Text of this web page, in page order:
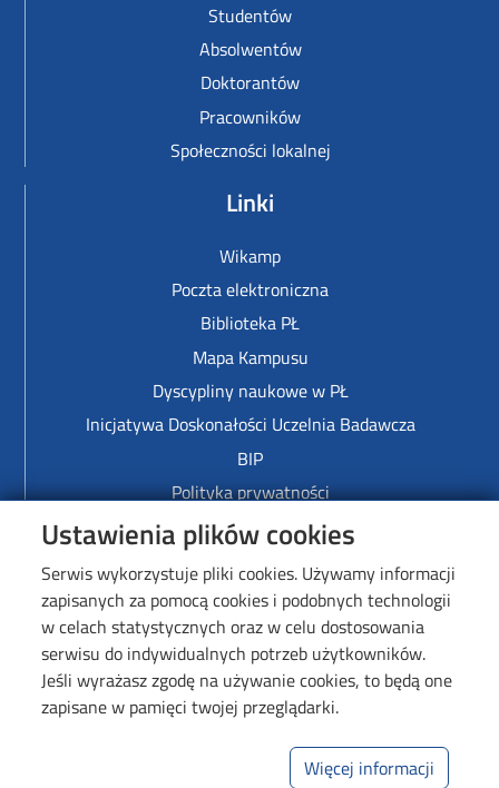
Ustawienia plików cookies
Serwis wykorzystuje pliki cookies. Używamy informacji
zapisanych za pomocą cookies i podobnych technologii
w celach statystycznych oraz w celu dostosowania
serwisu do indywidualnych potrzeb użytkowników.
Jeśli wyrażasz zgodę na używanie cookies, to będą one
zapisane w pamięci twojej przeglądarki.
Więcej informacji
Image
Wydział Elektrotechniki, Elektroniki,
Studentów
Absolwentów
Doktorantów
Pracowników
Społeczności lokalnej
Linki
Wikamp
Poczta elektroniczna
Biblioteka PŁ
Mapa Kampusu
Dyscypliny naukowe w PŁ
Inicjatywa Doskonałości Uczelnia Badawcza
BIP
Polityka prywatności
Wewnętrzne Akty Normatywne
Deklaracja dostępności cyfrowej